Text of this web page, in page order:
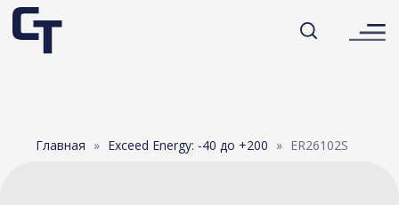
Главная Exceed Energy: -40 до +200 ER26102S